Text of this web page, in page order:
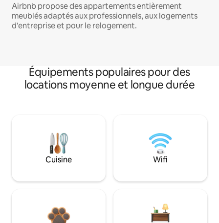
Airbnb propose des appartements entièrement
meublés adaptés aux professionnels, aux logements
d'entreprise et pour le relogement.
Équipements populaires pour des
locations moyenne et longue durée
Cuisine Wifi